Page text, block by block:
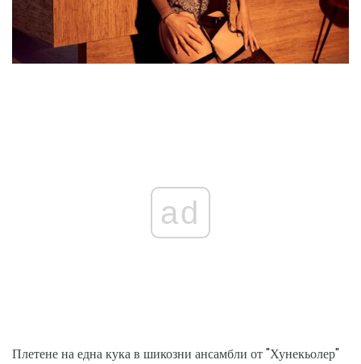
ad
Плетене на една кука в шикозни ансамбли от "Хунекьолер"